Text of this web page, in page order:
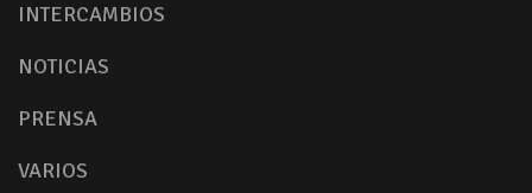
INTERCAMBIOS
NOTICIAS
PRENSA
VARIOS